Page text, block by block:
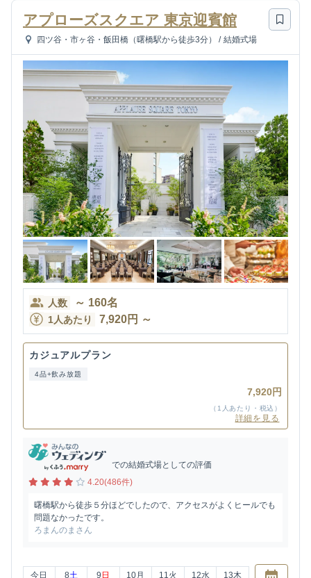
アプローズスクエア 東京迎賓館
四ツ谷・市ヶ谷・飯田橋（曙橋駅から徒歩3分） / 結婚式場
人数 ～ 160名
1人あたり 7,920円 ～
カジュアルプラン
4品+飲み放題
7,920円
（1人あたり・税込）
詳細を見る
での結婚式場としての評価
4.20(486件)
曙橋駅から徒歩５分ほどでしたので、アクセスがよくヒールでも
問題なかったです。
ろまんのまさん
今日 8土 9 日 10月 11 火 12水 13木